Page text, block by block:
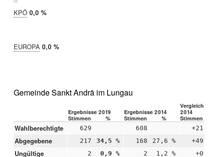
KPÖ 2019:
0,0 %
EUROPA 2019:
0,0 %
Gemeinde Sankt Andrä im Lungau
Ergebnisse 2019 Ergebnisse 2014
Vergleich
2014
Stimmen
% Stimmen % Stimmen
Wahlberechtigte 629 608 +21
Abgegebene 217 34,5 % 168 27,6 % +49
Ungültige 2 0,9 % 2 1,2 % +0